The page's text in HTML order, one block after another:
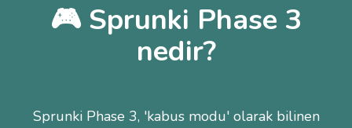
🎮 Sprunki Phase 3
nedir?
Sprunki Phase 3, 'kabus modu' olarak bilinen